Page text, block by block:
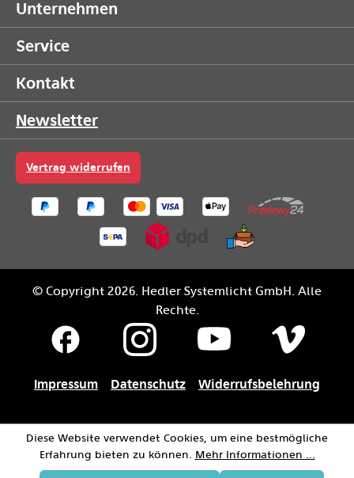
Unternehmen
Service
Kontakt
Newsletter
Vertrag widerrufen
© Copyright 2026. Hedler Systemlicht GmbH. Alle
Rechte.
Impressum Datenschutz Widerrufsbelehrung
Diese Website verwendet Cookies, um eine bestmögliche
Erfahrung bieten zu können. Mehr Informationen ...